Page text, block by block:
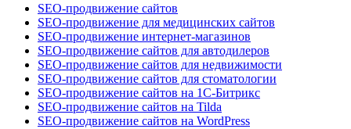
SEO-продвижение сайтов
SEO-продвижение для медицинских сайтов
SEO-продвижение интернет-магазинов
SEO-продвижение сайтов для автодилеров
SEO-продвижение сайтов для недвижимости
SEO-продвижение сайтов для стоматологии
SEO-продвижение сайтов на 1С-Битрикс
SEO-продвижение сайтов на Tilda
SEO-продвижение сайтов на WordPress